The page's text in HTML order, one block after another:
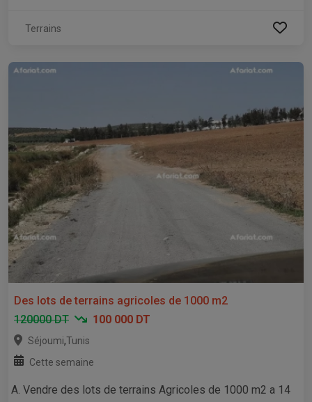
Terrains
Des lots de terrains agricoles de 1000 m2
120000 DT
100 000 DT
Séjoumi,Tunis
Cette semaine
A. Vendre des lots de terrains Agricoles de 1000 m2 a 14